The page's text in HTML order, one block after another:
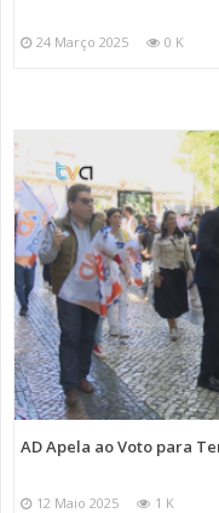
24 Março 2025 0 K
AD Apela ao Voto para
12 Maio 2025 1 K